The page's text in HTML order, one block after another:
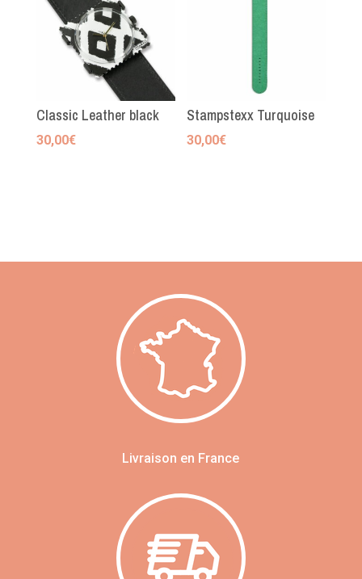
Classic Leather black
30,00€
Stampstexx Turquoise
30,00€
Livraison en France